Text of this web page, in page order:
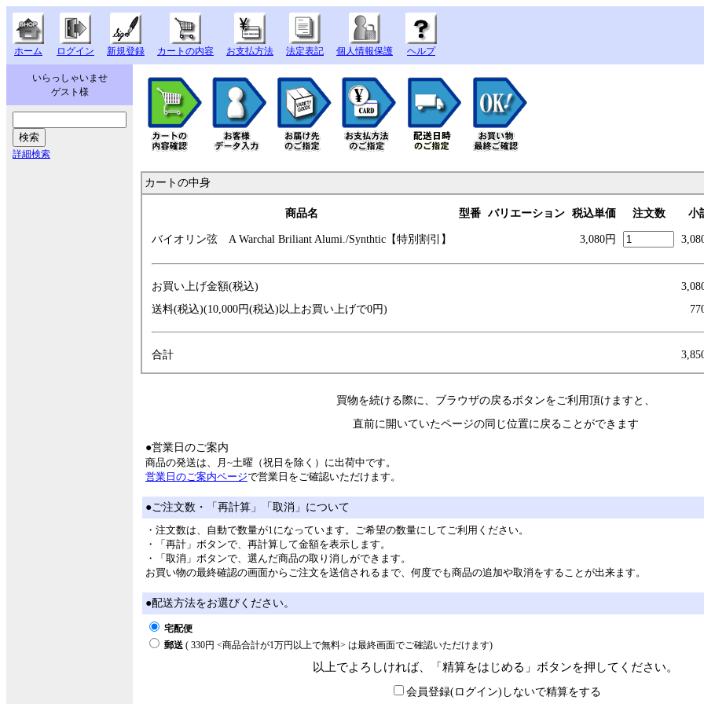
ホーム ログイン 新規登録 カートの内容 お支払方法 法定表記 個人情報保護 ヘルプ
いらっしゃいませ
ゲスト様
詳細検索
カートの中身
商品名 型番 バリエーション 税込単価 注文数 小
バイオリン弦 A Warchal Briliant Alumi./Synthtic【特別割引】 3,080円
お買い上げ金額(税込)
送料(税込)(10,000円(税込)以上お買い上げで0円)
合計
買物を続ける際に、ブラウザの戻るボタンをご利用頂けますと、
直前に開いていたページの同じ位置に戻ることができます
●営業日のご案内
商品の発送は、月~土曜（祝日を除く）に出荷中です。
営業日のご案内ページで営業日をご確認いただけます。
●ご注文数・「再計算」「取消」について
・注文数は、自動で数量が1になっています。ご希望の数量にしてご利用ください。
・「再計」ボタンで、再計算して金額を表示します。
・「取消」ボタンで、選んだ商品の取り消しができます。
お買い物の最終確認の画面からご注文を送信されるまで、何度でも商品の追加や取消をすることが出来ます。
●配送方法をお選びください。
宅配便
郵送 ( 330円 <商品合計が1万円以上で無料> は最終画面でご確認いただけます)
以上でよろしければ、「精算をはじめる」ボタンを押してください。
会員登録(ログイン)しないで精算をする